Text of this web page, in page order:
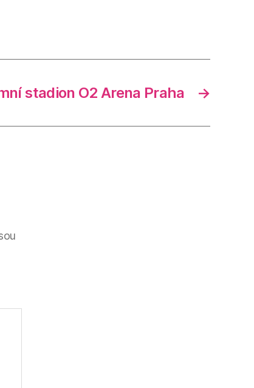
→
stadion O2 Arena Praha